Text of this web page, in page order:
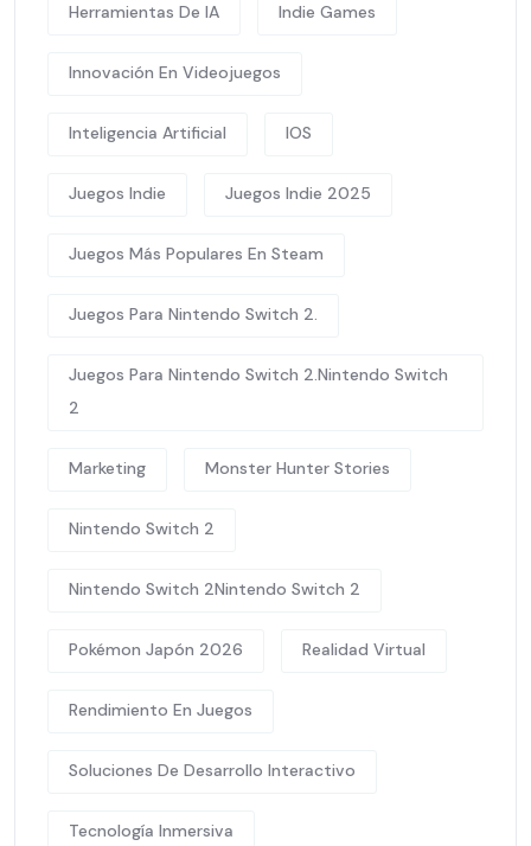
Herramientas De IA Indie Games
Innovación En Videojuegos
Inteligencia Artificial IOS
Juegos Indie Juegos Indie 2025
Juegos Más Populares En Steam
Juegos Para Nintendo Switch 2.
Juegos Para Nintendo Switch 2.Nintendo Switch
2
Marketing Monster Hunter Stories
Nintendo Switch 2
Nintendo Switch 2Nintendo Switch 2
Pokémon Japón 2026 Realidad Virtual
Rendimiento En Juegos
Soluciones De Desarrollo Interactivo
Tecnología Inmersiva